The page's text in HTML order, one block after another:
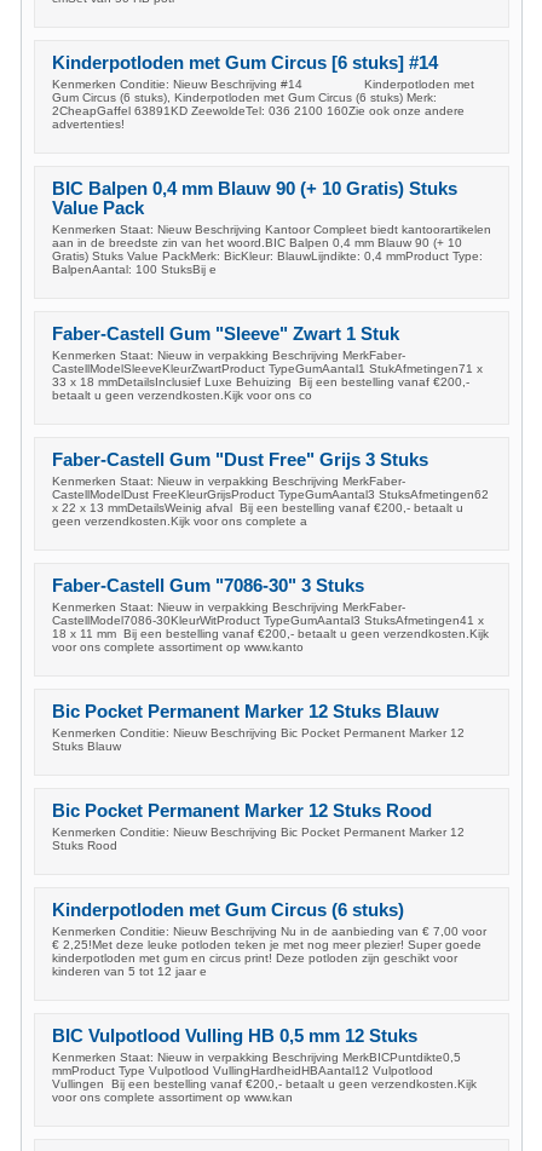
Kinderpotloden met Gum Circus [6 stuks] #14
Kenmerken Conditie: Nieuw Beschrijving #14 Kinderpotloden met
Gum Circus (6 stuks), Kinderpotloden met Gum Circus (6 stuks) Merk:
2CheapGaffel 63891KD ZeewoldeTel: 036 2100 160Zie ook onze andere
advertenties!
BIC Balpen 0,4 mm Blauw 90 (+ 10 Gratis) Stuks
Value Pack
Kenmerken Staat: Nieuw Beschrijving Kantoor Compleet biedt kantoorartikelen
aan in de breedste zin van het woord.BIC Balpen 0,4 mm Blauw 90 (+ 10
Gratis) Stuks Value PackMerk: BicKleur: BlauwLijndikte: 0,4 mmProduct Type:
BalpenAantal: 100 StuksBij e
Faber-Castell Gum "Sleeve" Zwart 1 Stuk
Kenmerken Staat: Nieuw in verpakking Beschrijving MerkFaber-
CastellModelSleeveKleurZwartProduct TypeGumAantal1 StukAfmetingen71 x
33 x 18 mmDetailsInclusief Luxe Behuizing Bij een bestelling vanaf €200,-
betaalt u geen verzendkosten.Kijk voor ons co
Faber-Castell Gum "Dust Free" Grijs 3 Stuks
Kenmerken Staat: Nieuw in verpakking Beschrijving MerkFaber-
CastellModelDust FreeKleurGrijsProduct TypeGumAantal3 StuksAfmetingen62
x 22 x 13 mmDetailsWeinig afval Bij een bestelling vanaf €200,- betaalt u
geen verzendkosten.Kijk voor ons complete a
Faber-Castell Gum "7086-30" 3 Stuks
Kenmerken Staat: Nieuw in verpakking Beschrijving MerkFaber-
CastellModel7086-30KleurWitProduct TypeGumAantal3 StuksAfmetingen41 x
18 x 11 mm Bij een bestelling vanaf €200,- betaalt u geen verzendkosten.Kijk
voor ons complete assortiment op www.kanto
Bic Pocket Permanent Marker 12 Stuks Blauw
Kenmerken Conditie: Nieuw Beschrijving Bic Pocket Permanent Marker 12
Stuks Blauw
Bic Pocket Permanent Marker 12 Stuks Rood
Kenmerken Conditie: Nieuw Beschrijving Bic Pocket Permanent Marker 12
Stuks Rood
Kinderpotloden met Gum Circus (6 stuks)
Kenmerken Conditie: Nieuw Beschrijving Nu in de aanbieding van € 7,00 voor
€ 2,25!Met deze leuke potloden teken je met nog meer plezier! Super goede
kinderpotloden met gum en circus print! Deze potloden zijn geschikt voor
kinderen van 5 tot 12 jaar e
BIC Vulpotlood Vulling HB 0,5 mm 12 Stuks
Kenmerken Staat: Nieuw in verpakking Beschrijving MerkBICPuntdikte0,5
mmProduct Type Vulpotlood VullingHardheidHBAantal12 Vulpotlood
Vullingen Bij een bestelling vanaf €200,- betaalt u geen verzendkosten.Kijk
voor ons complete assortiment op www.kan